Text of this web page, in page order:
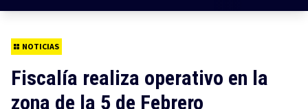
NOTICIAS
Fiscalía realiza operativo en la
zona de la 5 de Febrero